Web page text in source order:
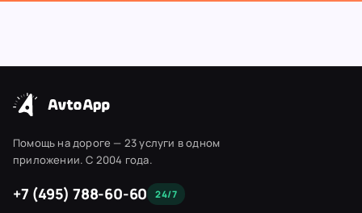
Помощь на дороге — 23 услуги в одном
приложении. С 2004 года.
+7 (495) 788-60-60
24/7